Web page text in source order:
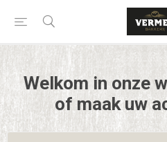
Welkom in onze
of maak uw